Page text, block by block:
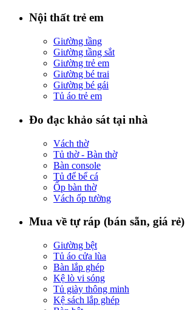
Nội thất trẻ em
Giường tầng
Giường tầng sắt
Giường trẻ em
Giường bé trai
Giường bé gái
Tủ áo trẻ em
Đo đạc khảo sát tại nhà
Vách thờ
Tủ thờ - Bàn thờ
Bàn console
Tủ để bể cá
Ốp bàn thờ
Vách ốp tường
Mua về tự ráp (bán sẵn, giá rẻ)
Giường bệt
Tủ áo cửa lùa
Bàn lắp ghép
Kệ lò vi sóng
Tủ giày thông minh
Kệ sách lắp ghép